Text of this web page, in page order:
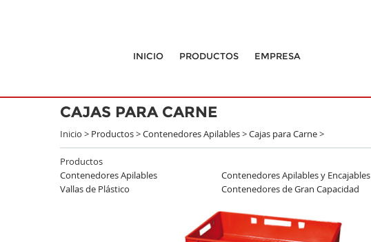
INICIO PRODUCTOS EMPRESA
CAJAS PARA CARNE
Inicio > Productos>Contenedores Apilables>Cajas para Carne>
Productos
Contenedores Apilables
Contenedores Apilables y Encajables
Vallas de Plástico
Contenedores de Gran Capacidad